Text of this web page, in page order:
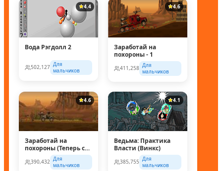
4.4
Вода Рэгдолл 2
502,127 Для
мальчиков
4.6
Заработай на
похороны - 1
411,258 Для
мальчиков
4.6
Заработай на
похороны (Теперь с
супер колесом!)
390,432 Для
мальчиков
4.1
Ведьма: Практика
Власти (Винкс)
385,755 Для
мальчиков